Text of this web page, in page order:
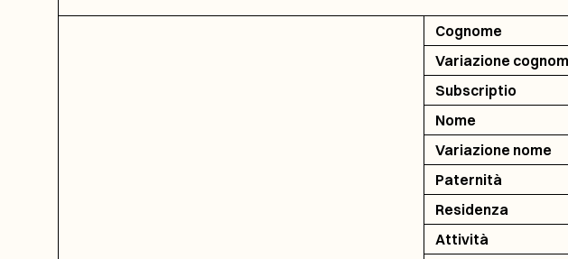
Sezione di Bassano del
Fotoriproduzione
Cognome
Variazione
Subscriptio
Nome
Variazione nome
Paternità
Residenza
Attività